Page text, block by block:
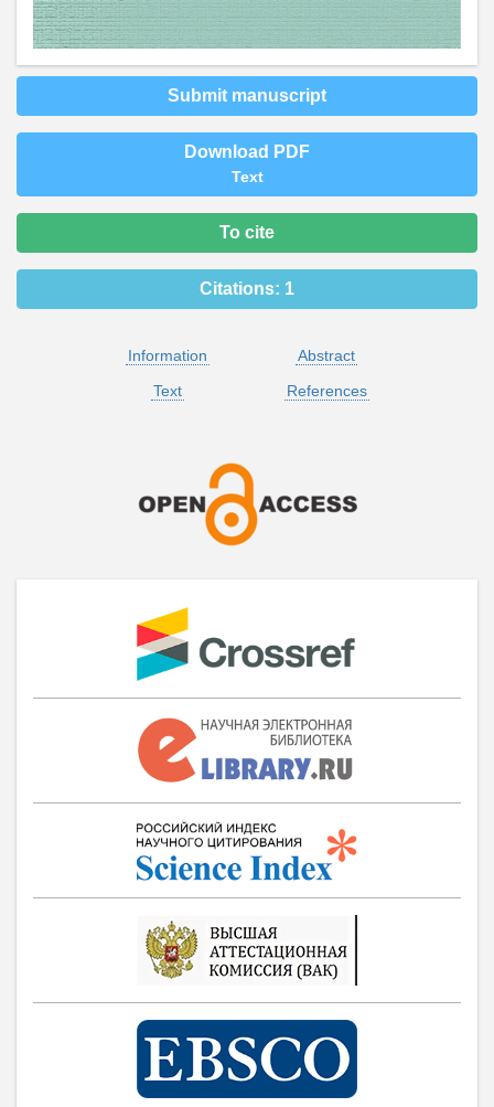
Submit manuscript
Download PDF
Text
To cite
Citations: 1
Information
Abstract
Text
References